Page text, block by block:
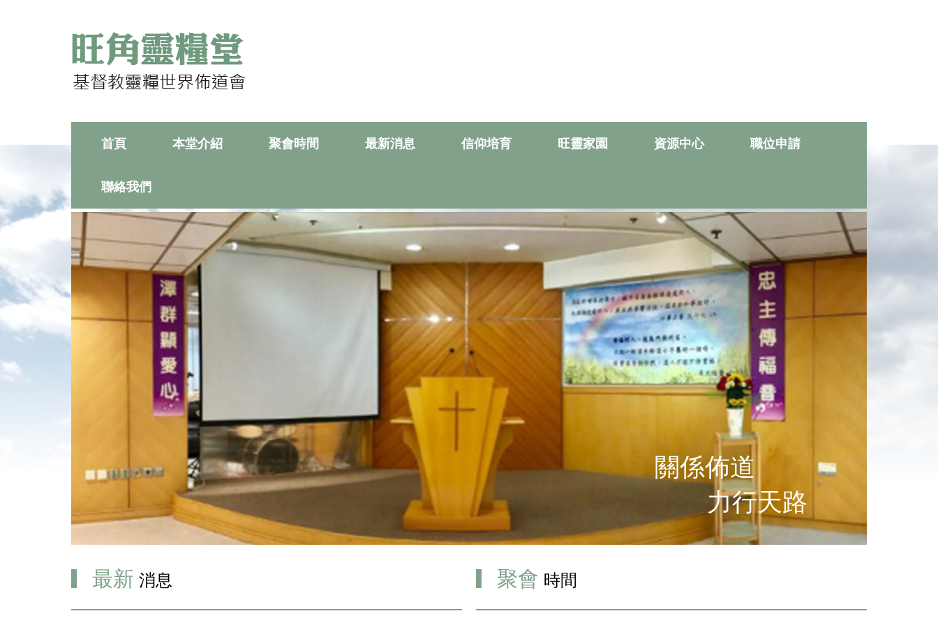
首頁 本堂介紹 聚會時間 最新消息 信仰培育 旺靈家園 資源中心 職位申請
聯絡我們
關係佈道
力行天路
最新 消息 聚會 時間